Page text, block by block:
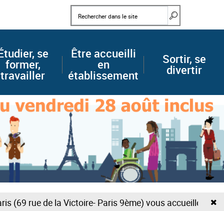
Mots clés
se
former,
travailler
Être accueilli
en
établissement
Sortir, se
divertir
de la Victoire- Paris 9ème) vous accueille